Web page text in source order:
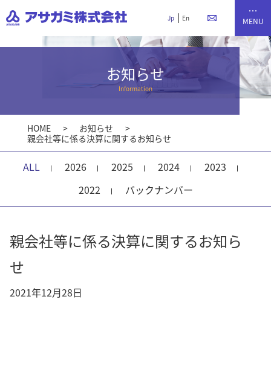
Jp En
お知らせ
Information
HOME
お知らせ
親会社等に係る決算に関するお知らせ
ALL 2026 2025 2024
2023
2022
バックナンバー
親会社等に係る決算に関するお知ら
せ
2021年12月28日